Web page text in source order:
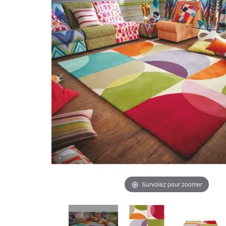
Survolez pour zoomer